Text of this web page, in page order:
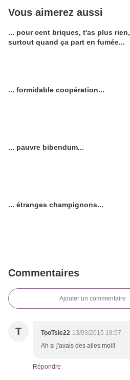
Vous aimerez aussi
... pour cent briques, t'as plus rien,
surtout quand ça part en fumée...
... formidable coopération...
... pauvre bibendum...
... étranges champignons...
Commentaires
Ajouter un commentaire
T TooTsie22 13/03/2015 18:57
Ah si j'avais des ailes moi!!
Répondre